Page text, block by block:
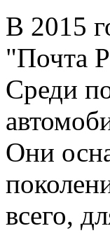
В 2015
"Почта
Среди
Они
всего,